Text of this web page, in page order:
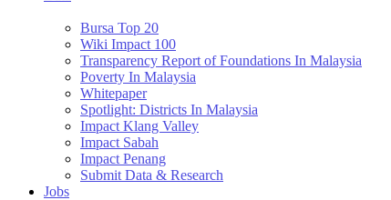
Bursa Top 20
Wiki Impact 100
Transparency Report of Foundations In Malaysia
Poverty In Malaysia
Whitepaper
Spotlight: Districts In Malaysia
Impact Klang Valley
Impact Sabah
Impact Penang
Submit Data & Research
Jobs